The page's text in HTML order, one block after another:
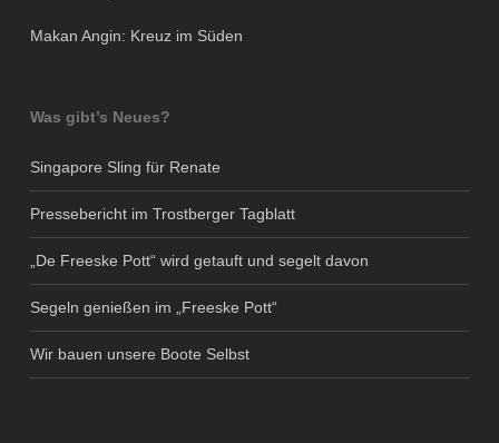
Makan Angin: Kreuz im Süden
Was gibt’s Neues?
Singapore Sling für Renate
Pressebericht im Trostberger Tagblatt
„De Freeske Pott“ wird getauft und segelt davon
Segeln genießen im „Freeske Pott“
Wir bauen unsere Boote Selbst